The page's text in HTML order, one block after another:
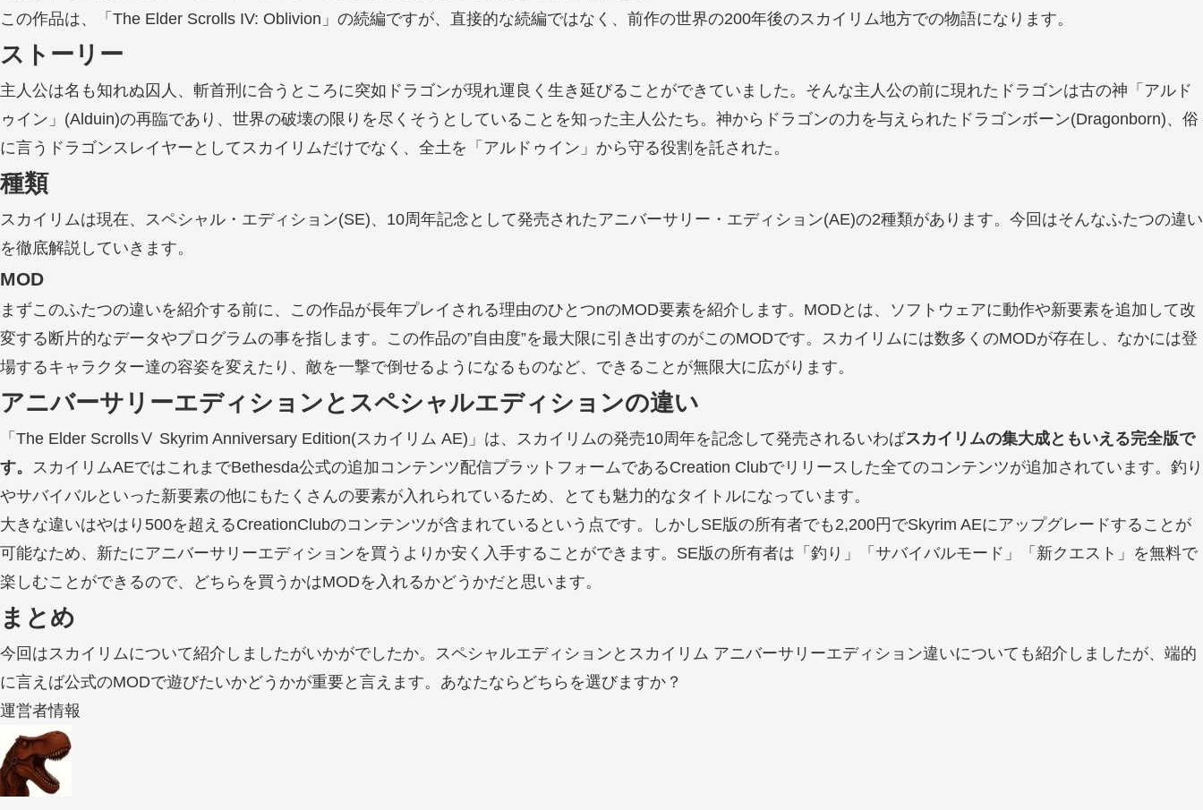
この作品は、「The Elder Scrolls IV: Oblivion」の続編ですが、直接的な続編ではなく、前作の世界の200年後のスカイリム地方での物語になります。
ストーリー
主人公は名も知れぬ囚人、斬首刑に合うところに突如ドラゴンが現れ運良く生き延びることができていました。そんな主人公の前に現れたドラゴンは古の神「アルド
ゥイン」(Alduin)の再臨であり、世界の破壊の限りを尽くそうとしていることを知った主人公たち。神からドラゴンの力を与えられたドラゴンボーン(Dragonborn)、俗
に言うドラゴンスレイヤーとしてスカイリムだけでなく、全土を「アルドゥイン」から守る役割を託された。
種類
スカイリムは現在、スペシャル・エディション(SE)、10周年記念として発売されたアニバーサリー・エディション(AE)の2種類があります。今回はそんなふたつの違い
を徹底解説していきます。
MOD
まずこのふたつの違いを紹介する前に、この作品が長年プレイされる理由のひとつnのMOD要素を紹介します。MODとは、ソフトウェアに動作や新要素を追加して改
変する断片的なデータやプログラムの事を指します。この作品の”自由度”を最大限に引き出すのがこのMODです。スカイリムには数多くのMODが存在し、なかには登
場するキャラクター達の容姿を変えたり、敵を一撃で倒せるようになるものなど、できることが無限大に広がります。
アニバーサリーエディションとスペシャルエディションの違い
「The Elder ScrollsⅤ Skyrim Anniversary Edition(スカイリム AE)」は、スカイリムの発売10周年を記念して発売されるいわばスカイリムの集大成ともいえる完全版で
す。 スカイリムAEではこれまでBethesda公式の追加コンテンツ配信プラットフォームであるCreation Clubでリリースした全てのコンテンツが追加されています。釣り
やサバイバルといった新要素の他にもたくさんの要素が入れられているため、とても魅力的なタイトルになっています。
大きな違いはやはり500を超えるCreationClubのコンテンツが含まれているという点です。しかしSE版の所有者でも2,200円でSkyrim AEにアップグレードすることが
可能なため、新たにアニバーサリーエディションを買うよりか安く入手することができます。SE版の所有者は「釣り」「サバイバルモード」「新クエスト」を無料で
楽しむことができるので、どちらを買うかはMODを入れるかどうかだと思います。
まとめ
今回はスカイリムについて紹介しましたがいかがでしたか。スペシャルエディションとスカイリム アニバーサリーエディション違いについても紹介しましたが、端的
に言えば公式のMODで遊びたいかどうかが重要と言えます。あなたならどちらを選びますか？
運営者情報